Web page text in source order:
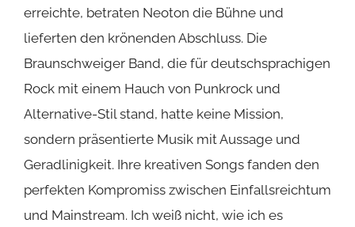
erreichte, betraten Neoton die Bühne und
lieferten den krönenden Abschluss. Die
Braunschweiger Band, die für deutschsprachigen
Rock mit einem Hauch von Punkrock und
Alternative-Stil stand, hatte keine Mission,
sondern präsentierte Musik mit Aussage und
Geradlinigkeit. Ihre kreativen Songs fanden den
perfekten Kompromiss zwischen Einfallsreichtum
und Mainstream. Ich weiß nicht, wie ich es